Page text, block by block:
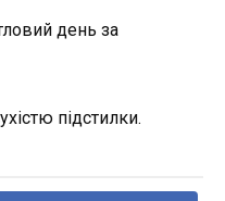
день за
підстилки.